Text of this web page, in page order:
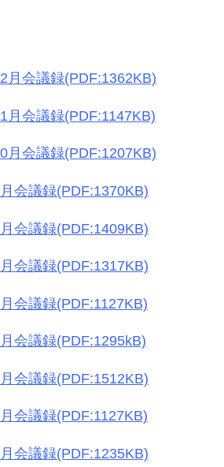
月会議録(PDF:1362KB)
月会議録(PDF:1147KB)
月会議録(PDF:1207KB)
会議録(PDF:1370KB)
会議録(PDF:1409KB)
会議録(PDF:1317KB)
会議録(PDF:1127KB)
会議録(PDF:1295kB)
会議録(PDF:1512KB)
会議録(PDF:1127KB)
会議録(PDF:1235KB)